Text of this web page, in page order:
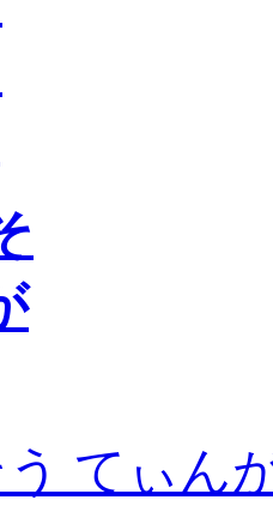
てぃん